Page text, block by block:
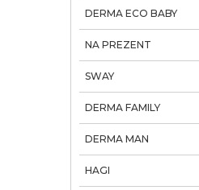
DERMA ECO BABY
NA PREZENT
SWAY
DERMA FAMILY
DERMA MAN
HAGI